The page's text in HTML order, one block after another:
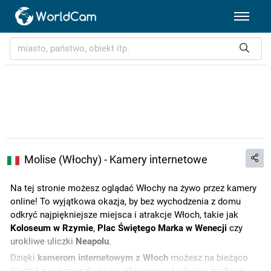
Molise (Włochy) - Kamery internetowe
Na tej stronie możesz oglądać Włochy na żywo przez kamery
online! To wyjątkowa okazja, by bez wychodzenia z domu
odkryć najpiękniejsze miejsca i atrakcje Włoch, takie jak
Koloseum w Rzymie, Plac Świętego Marka w Wenecji czy
urokliwe uliczki Neapolu.
Dzięki kamerom internetowym z Włochmożesz na bieżąco